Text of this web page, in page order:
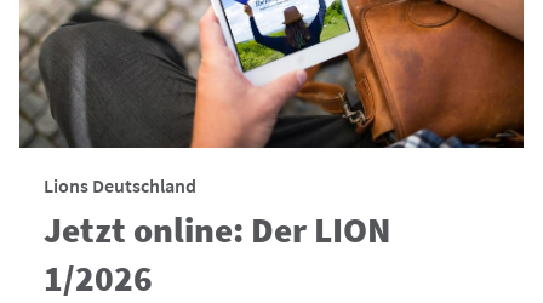
Lions Deutschland
Jetzt online: Der LION
1/2026